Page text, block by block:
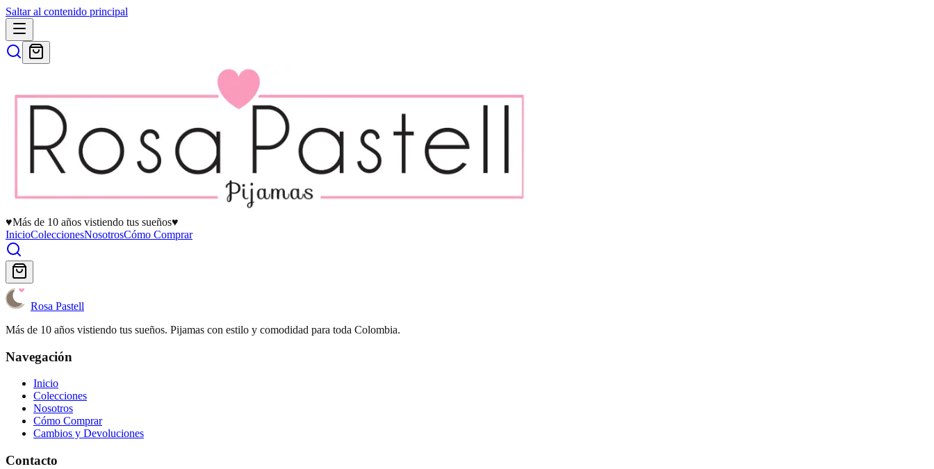
Saltar al contenido principal
♥Más de 10 años vistiendo tus sueños♥
InicioColeccionesNosotrosCómo Comprar
Rosa Pastell
Más de 10 años vistiendo tus sueños. Pijamas con estilo y comodidad para toda Colombia.
Navegación
Inicio
Colecciones
Nosotros
Cómo Comprar
Cambios y Devoluciones
Contacto